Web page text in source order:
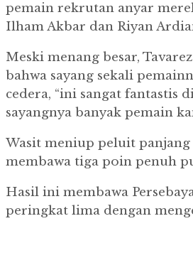
pemain rekrutan anyar
Ilham Akbar dan Riyan
Meski menang besar,
bahwa sayang sekali
cedera, “ini sangat fantastis
sayangnya banyak pemain
Wasit meniup peluit panjang
membawa tiga poin penuh
Hasil ini membawa
peringkat lima dengan